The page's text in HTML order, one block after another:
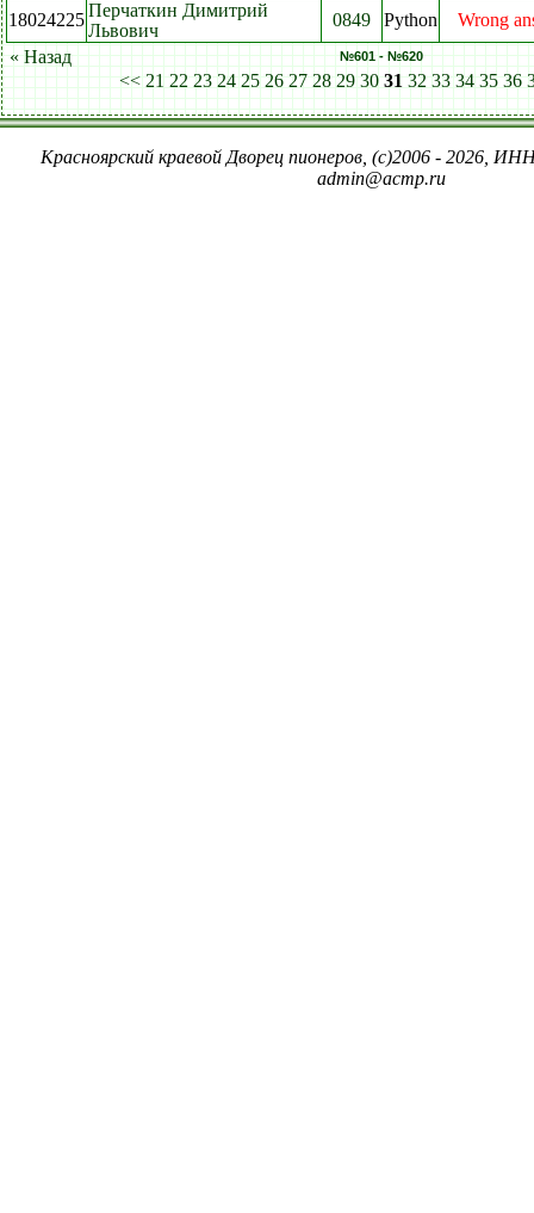
18024225Перчаткин Димитрий
Львович
0849 Python
Wrong
« Назад
№601 - №620
<< 21 22 23 24 25 26 27 28 29 30 31 32 33 34 35 36
Красноярский краевой Дворец пионеров, (c)2006 - 2026,
admin@acmp.ru